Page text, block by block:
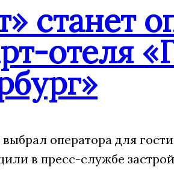
станет
отеля
оператора для
в пресс-службе